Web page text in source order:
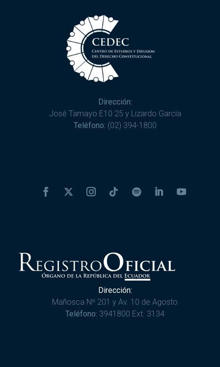
Dirección:
José Tamayo E10 25 y Lizardo García
Teléfono: (02) 394-1800
Dirección:
Mañosca Nº 201 y Av. 10 de Agosto
Teléfono: 3941800 Ext. 3134